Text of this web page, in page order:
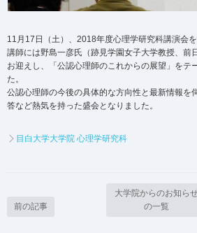
11月17日（土）、2018年度心理学研究科講演会を
講師には野島一彦氏（跡見学園女子大学教授、前
お迎えし、「公認心理師のこれからの展望」をテ
た。
公認心理師の今後の具体的な方向性と最新情報を
答など熱気を持った盛会となりました。
目白大学大学院 心理学研究科
前の記事
大学院からのお知ら
の一覧